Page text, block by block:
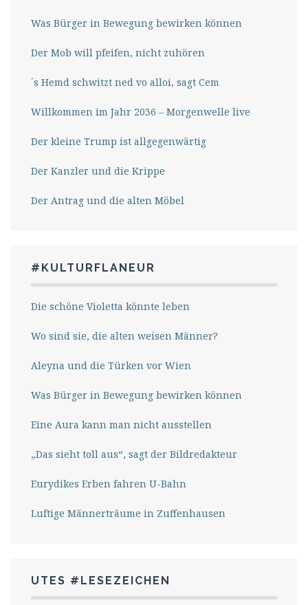
Was Bürger in Bewegung bewirken können
Der Mob will pfeifen, nicht zuhören
´s Hemd schwitzt ned vo alloi, sagt Cem
Willkommen im Jahr 2036 – Morgenwelle live
Der kleine Trump ist allgegenwärtig
Der Kanzler und die Krippe
Der Antrag und die alten Möbel
#KULTURFLANEUR
Die schöne Violetta könnte leben
Wo sind sie, die alten weisen Männer?
Aleyna und die Türken vor Wien
Was Bürger in Bewegung bewirken können
Eine Aura kann man nicht ausstellen
„Das sieht toll aus“, sagt der Bildredakteur
Eurydikes Erben fahren U-Bahn
Luftige Männerträume in Zuffenhausen
UTES #LESEZEICHEN